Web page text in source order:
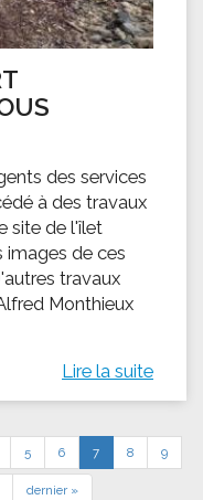
des services
à des travaux
site de l'îlet
images de ces
travaux
Monthieux
Lire la suite
5 6 7 8 9
dernier »